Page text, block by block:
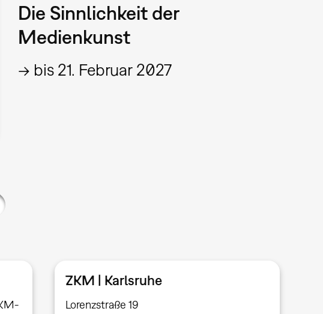
Die Sinnlichkeit der
Medienkunst
→ bis 21. Februar 2027
ZKM | Karlsruhe
Lorenzstraße 19